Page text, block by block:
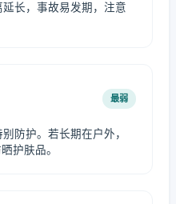
长，事故易发期，注意
最弱
防护。若长期在户外，
护肤品。